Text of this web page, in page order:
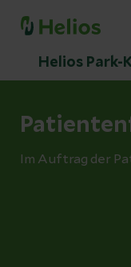
Helios Park-
Im Auftrag der